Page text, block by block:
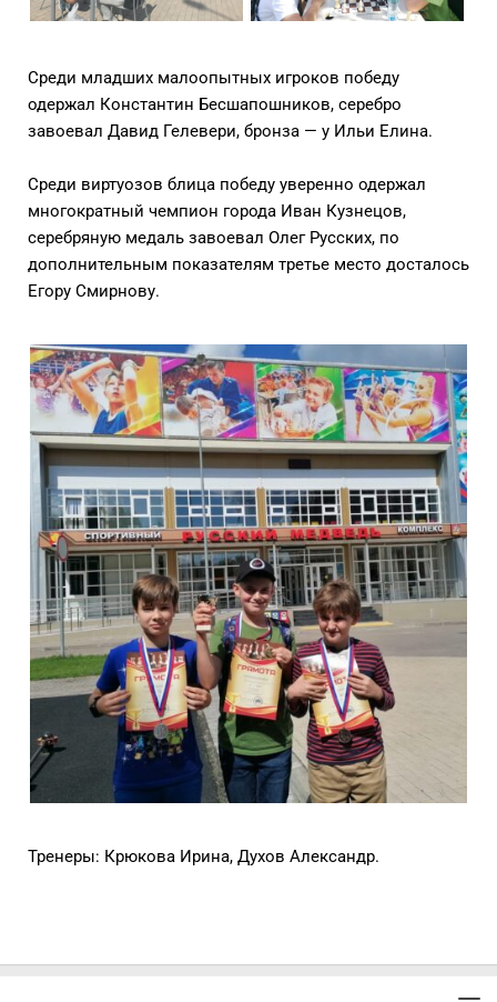
Среди младших малоопытных игроков победу
одержал Константин Бесшапошников, серебро
завоевал Давид Гелевери, бронза — у Ильи Елина.
Среди виртуозов блица победу уверенно одержал
многократный чемпион города Иван Кузнецов,
серебряную медаль завоевал Олег Русских, по
дополнительным показателям третье место досталось
Егору Смирнову.
Тренеры: Крюкова Ирина, Духов Александр.